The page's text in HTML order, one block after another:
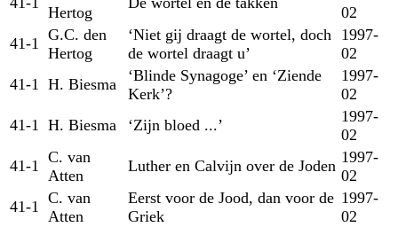
Hertog
02
41-1
G.C. den
Hertog
‘Niet gij draagt de wortel, doch
de wortel draagt u’
1997-
02
41-1
H. Biesma
‘Blinde Synagoge’ en ‘Ziende
Kerk’?
1997-
02
41-1
H. Biesma ‘Zijn bloed ...’
1997-
02
41-1
C. van
Atten
Luther en Calvijn over de Joden 1997-
02
41-1
C. van
Atten
Eerst voor de Jood, dan voor de
Griek
1997-
02